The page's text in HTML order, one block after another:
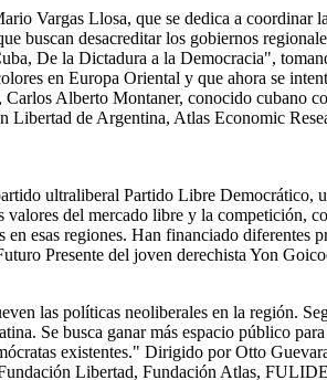
Vargas Llosa, que se dedica a coordinar
buscan desacreditar los gobiernos
De la Dictadura a la Democracia",
en Europa Oriental y que ahora se
Alberto Montaner, conocido cubano
Libertad de Argentina, Atlas Economic
ultraliberal Partido Libre Democrático,
del mercado libre y la competición,
esas regiones. Han financiado diferentes
Presente del joven derechista Yon
las políticas neoliberales en la región.
Se busca ganar más espacio público
existentes." Dirigido por Otto
Libertad, Fundación Atlas,